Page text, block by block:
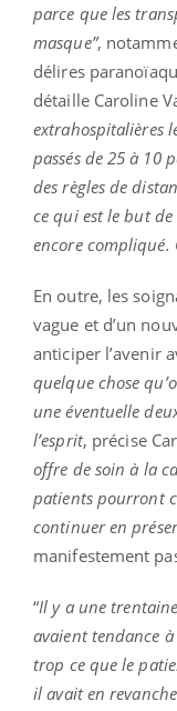
parce que les
masque”,
délires
détaille Caroline
extrahospitalières
passés de 25 à 10
des règles de
ce qui est le but
encore compliqué.
En outre, les
vague et d’un
anticiper l’avenir
quelque chose
une éventuelle
l’esprit, précise
offre de soin à la
patients pourront
continuer en
manifestement
“Il y a une
avaient tendance
trop ce que le
il avait en